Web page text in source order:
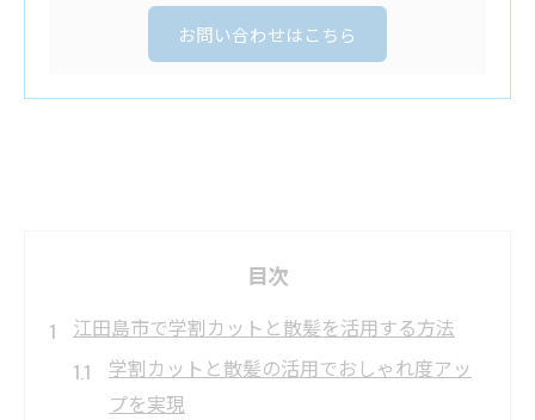
お問い合わせはこちら
目次
江田島市で学割カットと散髪を活用する方法
学割カットと散髪の活用でおしゃれ度アッ
プを実現